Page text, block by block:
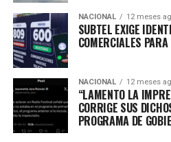
NACIONAL 12 meses
SUBTEL EXIGE
COMERCIALES
NACIONAL 12 meses
“LAMENTO LA
CORRIGE SUS
PROGRAMA DE